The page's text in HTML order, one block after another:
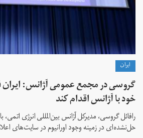
ايران
گروسی در مجمع عمومی آژانس: ایران
خود با آژانس اقدام کند
رافائل گروسی، مدیرکل آژانس بین‌المللی انرژی اتمی،
حل‌نشده‌ای در زمینه وجود اورانیوم در سایت‌های